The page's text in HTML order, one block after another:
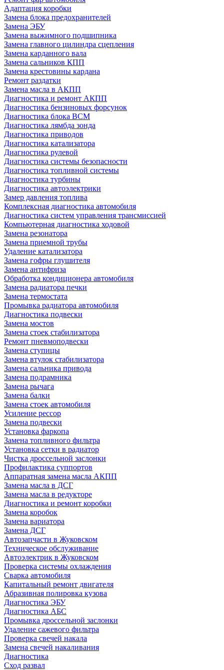
Адаптация коробки
Замена блока предохранителей
Замена ЭБУ
Замена выжимного подшипника
Замена главного цилиндра сцепления
Замена карданного вала
Замена сальников КПП
Замена крестовины кардана
Ремонт раздатки
Замена масла в АКПП
Диагностика и ремонт АКПП
Диагностика бензиновых форсунок
Диагностика блока BCM
Диагностика лямбда зонда
Диагностика приводов
Диагностика катализатора
Диагностика рулевой
Диагностика системы безопасности
Диагностика топливной системы
Диагностика турбины
Диагностика автоэлектрики
Замер давления топлива
Комплексная диагностика автомобиля
Диагностика систем управления трансмиссией
Компьютерная диагностика ходовой
Замена резонатора
Замена приемной трубы
Удаление катализатора
Замена гофры глушителя
Замена антифриза
Обработка кондиционера автомобиля
Замена радиатора печки
Замена термостата
Промывка радиатора автомобиля
Диагностика подвески
Замена мостов
Замена стоек стабилизатора
Ремонт пневмоподвески
Замена ступицы
Замена втулок стабилизатора
Замена сальника привода
Замена подрамника
Замена рычага
Замена балки
Замена стоек автомобиля
Усиление рессор
Замена подвески
Установка фаркопа
Замена топливного фильтра
Установка сетки в радиатор
Чистка дроссельной заслонки
Профилактика суппортов
Аппаратная замена масла АКПП
Замена масла в ДСГ
Замена масла в редукторе
Диагностика и ремонт коробки
Замена коробок
Замена вариатора
Замена ДСГ
Автозапчасти в Жуковском
Техническое обслуживание
Автоэлектрик в Жуковском
Проверка системы охлаждения
Сварка автомобиля
Капитальный ремонт двигателя
Абразивная полировка кузова
Диагностика ЭБУ
Диагностика АБС
Промывка дроссельной заслонки
Удаление сажевого фильтра
Проверка свечей накала
Замена свечей накаливания
Диагностика
Сход развал